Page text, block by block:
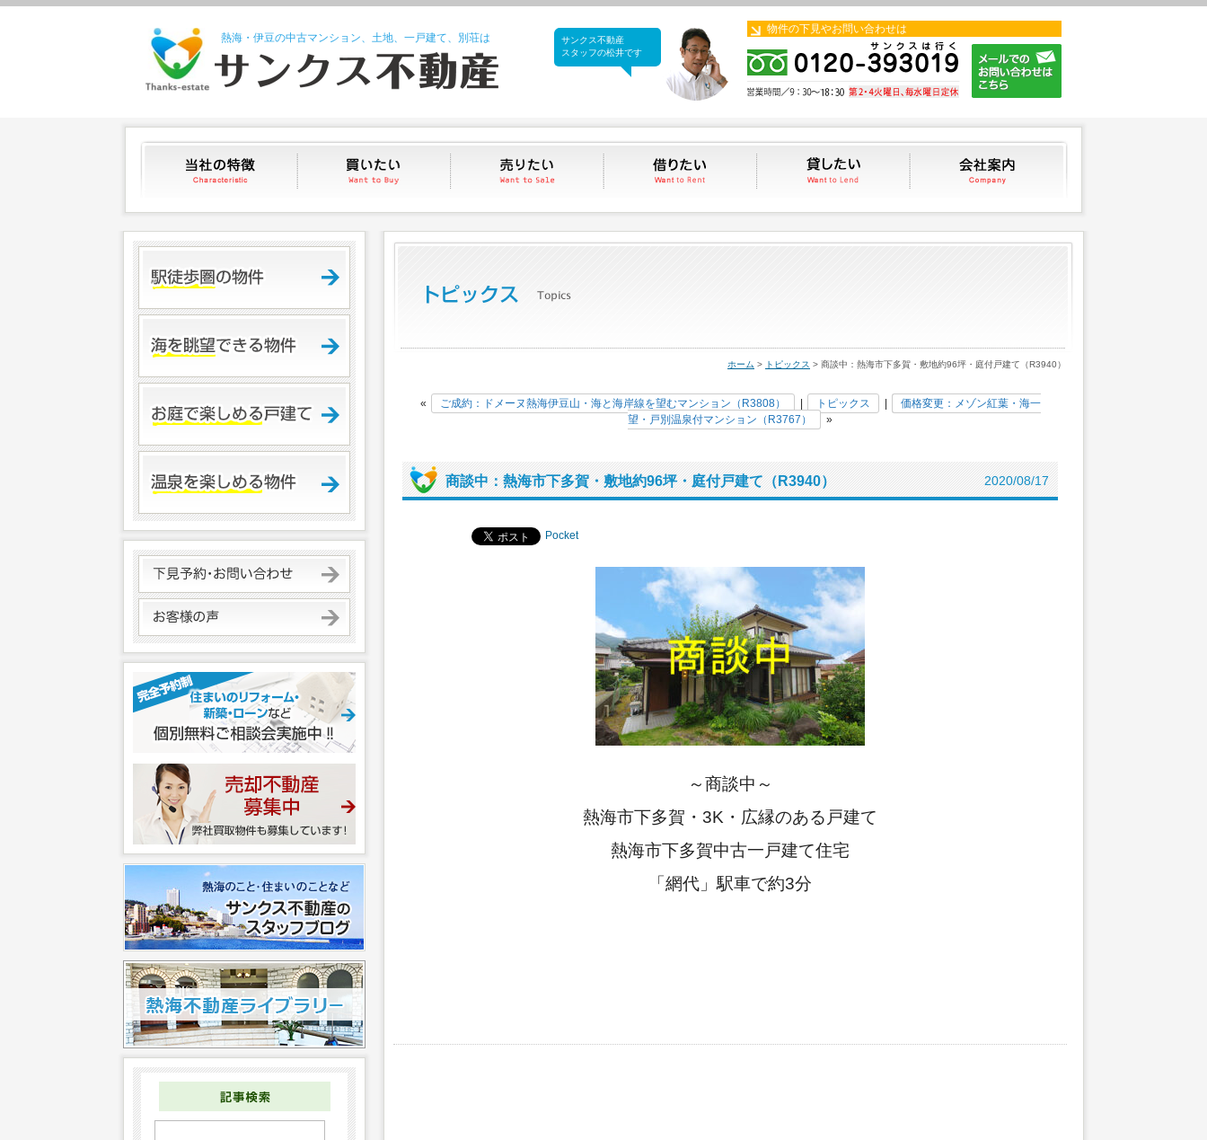
熱海・伊豆の中古マンション、土地、一戸建て、別荘は
サンクス不動産
サンクス不動産
スタッフの松井です
物件の下見やお問い合わせは
当社の特徴 買いたい 売りたい 借りたい 貸したい
ホーム > トピックス > 商談中：熱海市下多賀・敷地約96坪・庭付戸建て（R3940）
« ご成約：ドメーヌ熱海伊豆山・海と海岸線を望むマンション（R3808） トピックス
価格変更：メゾン紅葉・海一
望・戸別温泉付マンション（R3767）
»
商談中：熱海市下多賀・敷地約96坪・庭付戸建て（R3940） 2020/08/17
Pocket
～商談中～
熱海市下多賀・3K・広縁のある戸建て
熱海市下多賀中古一戸建て住宅
「網代」駅車で約3分